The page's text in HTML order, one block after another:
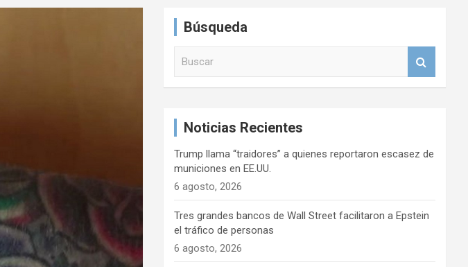
Búsqueda
Noticias Recientes
Trump llama “traidores” a quienes reportaron escasez de
municiones en EE.UU.
6 agosto, 2026
Tres grandes bancos de Wall Street facilitaron a Epstein
el tráfico de personas
6 agosto, 2026